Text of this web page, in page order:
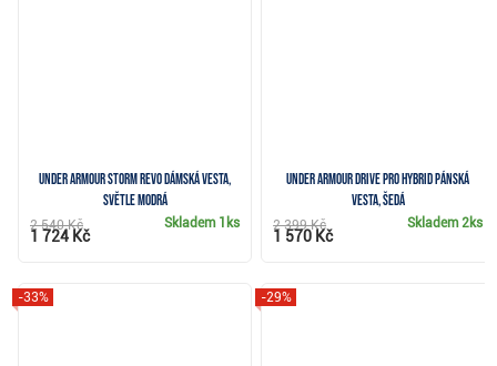
Under Armour Storm Revo dámská vesta,
světle modrá
Skladem 1ks
2 540 Kč
1 724 Kč
Under Armour Drive Pro Hybrid pánská
vesta, šedá
Skladem2ks
2 399 Kč
1 570 Kč
-33% -29%